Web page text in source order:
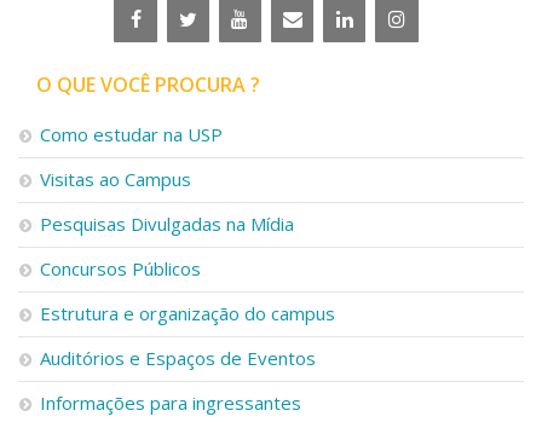
Linhas de Pesquisa
Centros, Núcleos e Projetos em Rede
Iniciação Científica
Empresas Juniores
Extensão à Comunidade
Projetos, Programas e Cursos
Artes, Cultura e Esportes
Museus e Espaços Interativos
Serviços
Bibliotecas
Apoio ao Estudante
Segurança, Trânsito e Prevenção
RH, Administrativo e Financeiro
O QUE VOCÊ PROCURA ?
Como estudar na USP
Visitas ao Campus
Pesquisas Divulgadas na Mídia
Concursos Públicos
Estrutura e organização do campus
Auditórios e Espaços de Eventos
Informações para ingressantes